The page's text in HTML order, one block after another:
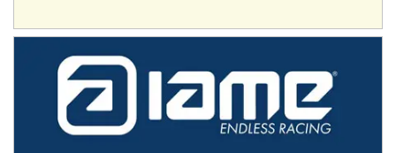
José Samuel Sánchez (Tierra)
Rufino (Santa Fe)
TUCUMANO - F5
Juan Navarro (Asfalto)